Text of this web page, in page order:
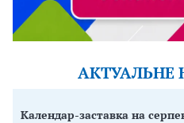
АКТУАЛЬНЕ
Календар-заставка на